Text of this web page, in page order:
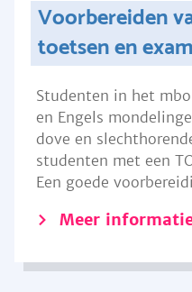
Voorbereiden
toetsen en
Studenten in het
en Engels
dove en
studenten met een
Een goede
Meer